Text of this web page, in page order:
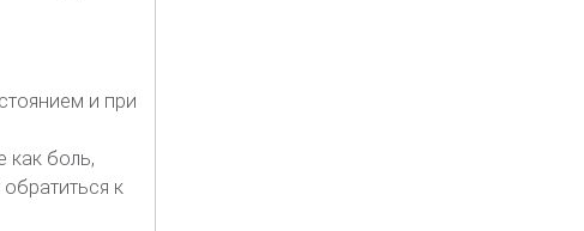
и при
как боль,
к